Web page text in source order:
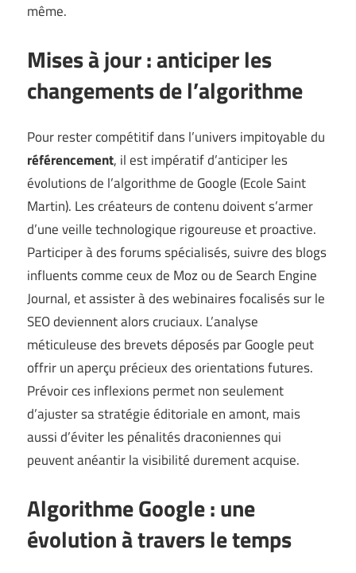
même.
Mises à jour : anticiper les
changements de l’algorithme
Pour rester compétitif dans l’univers impitoyable du
référencement, il est impératif d’anticiper les
évolutions de l’algorithme de Google (Ecole Saint
Martin). Les créateurs de contenu doivent s’armer
d’une veille technologique rigoureuse et proactive.
Participer à des forums spécialisés, suivre des blogs
influents comme ceux de Moz ou de Search Engine
Journal, et assister à des webinaires focalisés sur le
SEO deviennent alors cruciaux. L’analyse
méticuleuse des brevets déposés par Google peut
offrir un aperçu précieux des orientations futures.
Prévoir ces inflexions permet non seulement
d’ajuster sa stratégie éditoriale en amont, mais
aussi d’éviter les pénalités draconiennes qui
peuvent anéantir la visibilité durement acquise.
Algorithme Google : une
évolution à travers le temps